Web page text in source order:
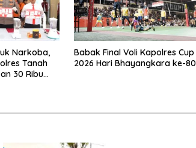
Narkoba,
Tanah
30 Ribu
Babak Final Voli Kapolres Cup
2026 Hari Bhayangkara ke-80